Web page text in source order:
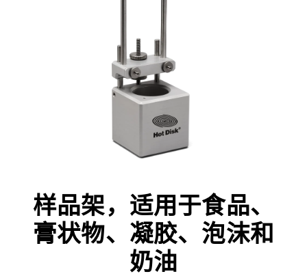
样品架，适用于食品、
膏状物、凝胶、泡沫和
奶油